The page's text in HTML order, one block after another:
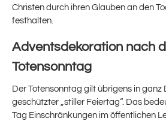
Christen durch ihren Glauben an den
festhalten.
Adventsdekoration nach
Totensonntag
Der Totensonntag gilt übrigens in ganz
geschützter „stiller Feiertag“. Das
Tag Einschränkungen im öffentlichen